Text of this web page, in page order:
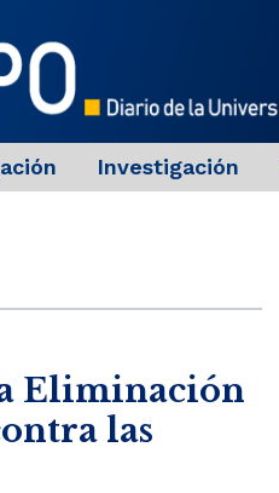
Investigación
Eliminación
las